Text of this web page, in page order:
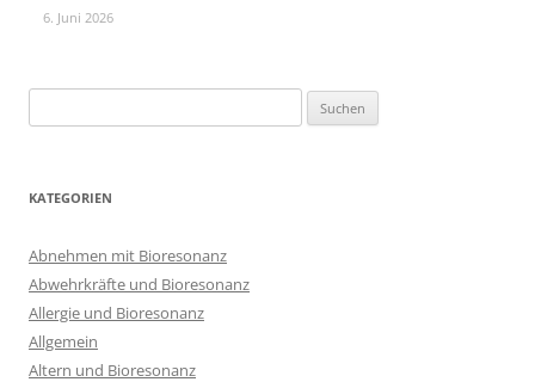
6. Juni 2026
nach:
KATEGORIEN
Abnehmen mit Bioresonanz
Abwehrkräfte und Bioresonanz
Allergie und Bioresonanz
Allgemein
Altern und Bioresonanz